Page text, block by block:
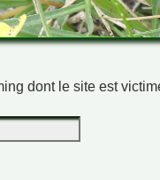
dont le site est